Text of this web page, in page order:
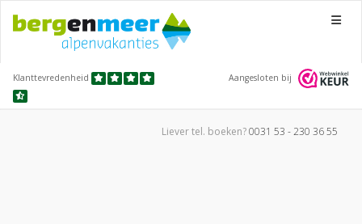
Menu
Klanttevredenheid Aangesloten bij
Liever tel. boeken?0031 53 - 230 36 55